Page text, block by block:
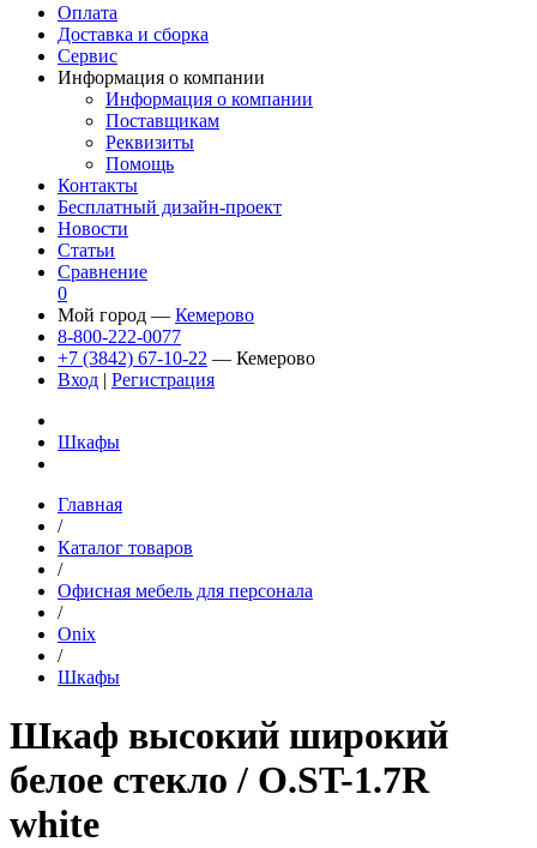
Оплата
Доставка и сборка
Сервис
Информация о компании
Информация о компании
Поставщикам
Реквизиты
Помощь
Контакты
Бесплатный дизайн-проект
Новости
Статьи
Сравнение
0
Мой город — Кемерово
8-800-222-0077
+7 (3842) 67-10-22 — Кемерово
Вход | Регистрация
Шкафы
Главная
/
Каталог товаров
/
Офисная мебель для персонала
/
Onix
/
Шкафы
Шкаф высокий широкий
белое стекло / O.ST-1.7R
white